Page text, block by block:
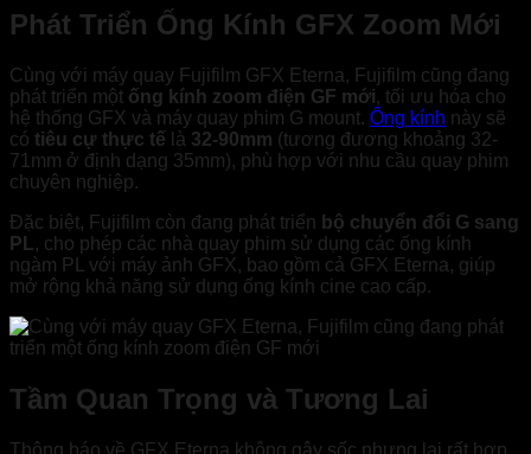
Phát Triển Ống Kính GFX Zoom Mới
Cùng với máy quay Fujifilm GFX Eterna, Fujifilm cũng đang
phát triển một ống kính zoom điện GF mới, tối ưu hóa cho
hệ thống GFX và máy quay phim G mount. Ống kính này sẽ
có tiêu cự thực tế là 32-90mm (tương đương khoảng 32-
71mm ở định dạng 35mm), phù hợp với nhu cầu quay phim
chuyên nghiệp.
Đặc biệt, Fujifilm còn đang phát triển bộ chuyển đổi G sang
PL, cho phép các nhà quay phim sử dụng các ống kính
ngàm PL với máy ảnh GFX, bao gồm cả GFX Eterna, giúp
mở rộng khả năng sử dụng ống kính cine cao cấp.
Tầm Quan Trọng và Tương Lai
Thông báo về GFX Eterna không gây sốc nhưng lại rất hợp